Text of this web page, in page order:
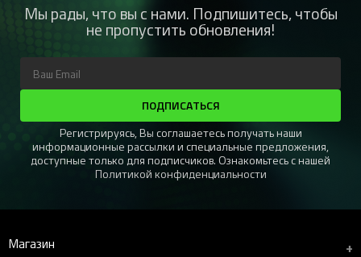
Мы рады, что вы с нами. Подпишитесь, чтобы
не пропустить обновления!
ПОДПИСАТЬСЯ
Регистрируясь, Вы соглашаетесь получать наши
информационные рассылки и специальные предложения,
доступные только для подписчиков. Ознакомьтесь с нашей
Политикой конфиденциальности
Магазин +